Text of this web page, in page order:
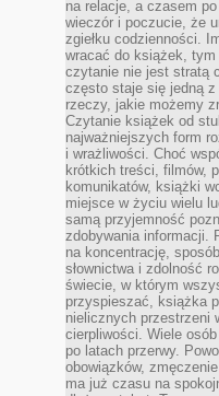
na relacje, a czasem
wieczór i poczucie, że
zgiełku codzienności.
wracać do książek, tym
czytanie nie jest stratą
często staje się jedną
rzeczy, jakie możemy
Czytanie książek od
najważniejszych form
i wrażliwości. Choć
krótkich treści, filmów,
komunikatów, książki
miejsce w życiu wielu
samą przyjemność
zdobywania informacji.
na koncentrację,
słownictwa i zdolność
świecie, w którym
przyspieszać, książka
nielicznych przestrzeni
cierpliwości. Wiele
po latach przerwy.
obowiązków,
ma już czasu na